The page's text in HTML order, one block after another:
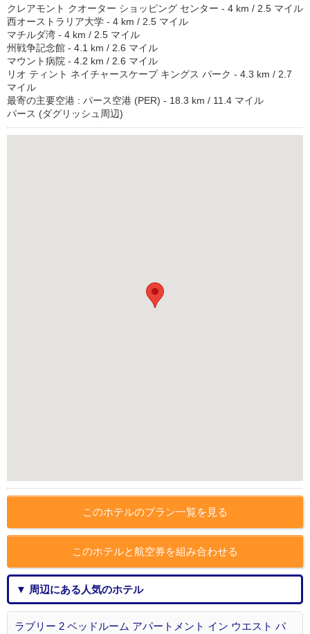
クレアモント クオーター ショッピング センター - 4 km / 2.5 マイル
西オーストラリア大学 - 4 km / 2.5 マイル
マチルダ湾 - 4 km / 2.5 マイル
州戦争記念館 - 4.1 km / 2.6 マイル
マウント病院 - 4.2 km / 2.6 マイル
リオ ティント ネイチャースケープ キングス パーク - 4.3 km / 2.7
マイル
最寄の主要空港 : パース空港 (PER) - 18.3 km / 11.4 マイル
パース (ダグリッシュ周辺)
このホテルのプラン一覧を見る
このホテルと航空券を組み合わせる
▼ 周辺にある人気のホテル
ラブリー 2 ベッドルーム アパートメント イン ウエスト パ